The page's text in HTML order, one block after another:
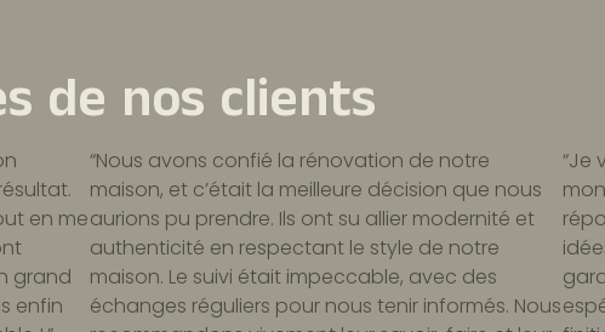
de nos clients
en me
grand
enfin
“Nous avons confié la rénovation de notre
maison, et c’était la meilleure décision que nous
aurions pu prendre. Ils ont su allier modernité et
authenticité en respectant le style de notre
maison. Le suivi était impeccable, avec des
échanges réguliers pour nous tenir informés. Nous
“Je